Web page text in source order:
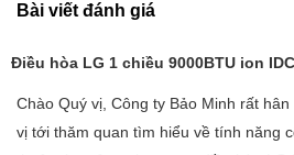
Bài viết đánh giá
Điều hòa LG 1 chiều 9000BTU ion
Chào Quý vị, Công ty Bảo Minh rất
vị tới thăm quan tìm hiểu về tính năng